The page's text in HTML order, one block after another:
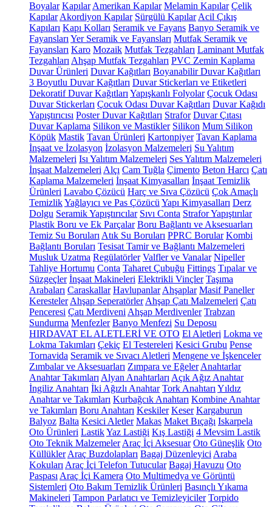
Boyalar Kapılar Amerikan Kapılar Melamin Kapılar Çelik
Kapılar Akordiyon Kapılar Sürgülü Kapılar Acil Çıkış
Kapıları Kapı Kolları Seramik ve Fayans Banyo Seramik ve
Fayansları Yer Seramik ve Fayansları Mutfak Seramik ve
Fayansları Karo Mozaik Mutfak Tezgahları Laminant Mutfak
Tezgahları Ahşap Mutfak Tezgahları PVC Zemin Kaplama
Duvar Ürünleri Duvar Kağıtları Boyanabilir Duvar Kağıtları
3 Boyutlu Duvar Kağıtları Duvar Stickerları ve Etiketleri
Dekoratif Duvar Kağıtları Yapışkanlı Folyolar Çocuk Odası
Duvar Stickerları Çocuk Odası Duvar Kağıtları Duvar Kağıdı
Yapıştırıcısı Poster Duvar Kağıtları Strafor Duvar Çıtası
Duvar Kaplama Silikon ve Mastikler Silikon Mum Silikon
Köpük Mastik Tavan Ürünleri Kartonpiyer Tavan Kaplama
İnşaat ve İzolasyon İzolasyon Malzemeleri Su Yalıtım
Malzemeleri Isı Yalıtım Malzemeleri Ses Yalıtım Malzemeleri
İnşaat Malzemeleri Alçı Cam Tuğla Çimento Beton Harcı Çatı
Kaplama Malzemeleri İnşaat Kimyasalları İnşaat Temizlik
Ürünleri Lavabo Çözücü Harç ve Sıva Çözücü Çok Amaçlı
TemizlikYağlayıcı ve Pas Çözücü Yapı Kimyasalları Derz
Dolgu Seramik Yapıştırıcılar Sıvı Conta Strafor Yapıştırılar
Plastik Boru ve Ek Parçalar Boru Bağlantı ve Aksesuarları
Temiz Su Boruları Atık Su Boruları PPRC Borular Kombi
Bağlantı Boruları Tesisat Tamir ve Bağlantı Malzemeleri
Musluk Uzatma Regülatörler Valfler ve Vanalar Nipeller
Tahliye Hortumu Conta Taharet Çubuğu Fittings Tıpalar ve
Süzgeçler İnşaat Makineleri Elektrikli Vinçler Taşıma
Arabaları Caraskallar Havlupanlar Ahşaplar Masif Paneller
Keresteler Ahşap Seperatörler Ahşap Çatı Malzemeleri Çatı
Penceresi Çatı Merdiveni Ahşap Merdivenler Trabzan
Sundurma Menfezler Banyo Menfezi Su Deposu
HIRDAVAT EL ALETLERİ VE OTO El Aletleri Lokma ve
Lokma Takımları Çekiç El Testereleri Kesici Grubu Pense
Tornavida Seramik ve Sıvacı Aletleri Mengene ve İşkenceler
Zımbalar ve Aksesuarları Zımpara ve Eğeler Anahtarlar
Anahtar Takımları Alyan Anahtarları Açık Ağız Anahtar
İngiliz Anahtarı İki Ağızlı Anahtar Tork Anahtarı Yıldız
Anahtar ve Takımları Kurbağcık Anahtarı Kombine Anahtar
ve Takımları Boru Anahtarı Keskiler Keser Kargaburun
Balyoz Balta Kesici Aletler Makas Maket Bıçağı Iskarpela
Oto Ürünleri LastikYaz Lastiği Kış Lastiği 4 Mevsim Lastik
Oto Teknik Malzemeler Araç İçi Aksesuar Oto Güneşlik Oto
Küllükler Araç Buzdolapları Bagaj Düzenleyici Araba
Kokuları Araç İçi Telefon Tutucular Bagaj Havuzu Oto
Paspası Araç İçi Kamera Oto Multimedya ve Görüntü
Sistemleri Oto Bakım Temizlik Ürünleri Basınçlı Yıkama
Makineleri Tampon Parlatıcı ve Temizleyiciler Torpido